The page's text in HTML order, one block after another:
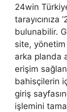
24win
tarayıcınıza
bulunabilir.
site,
arka planda
erişim
bahisçilerin
giriş
işlemini